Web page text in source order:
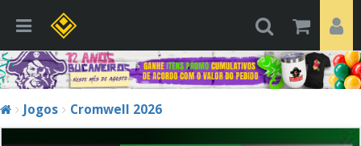
Jogos Cromwell 2026